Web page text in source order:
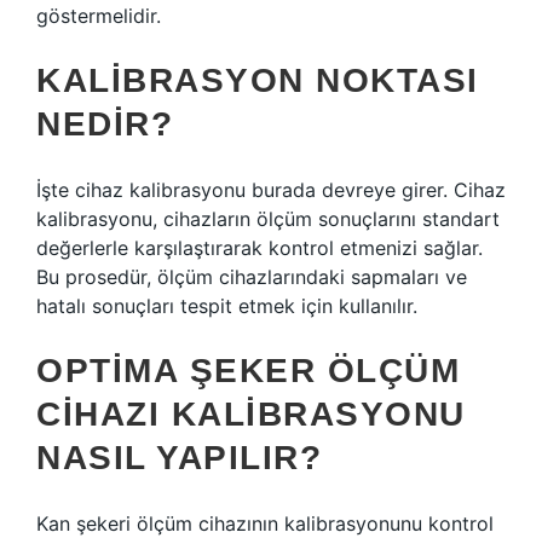
göstermelidir.
KALIBRASYON NOKTASI
NEDIR?
İşte cihaz kalibrasyonu burada devreye girer. Cihaz
kalibrasyonu, cihazların ölçüm sonuçlarını standart
değerlerle karşılaştırarak kontrol etmenizi sağlar.
Bu prosedür, ölçüm cihazlarındaki sapmaları ve
hatalı sonuçları tespit etmek için kullanılır.
OPTIMA ŞEKER ÖLÇÜM
CIHAZI KALIBRASYONU
NASIL YAPILIR?
Kan şekeri ölçüm cihazının kalibrasyonunu kontrol